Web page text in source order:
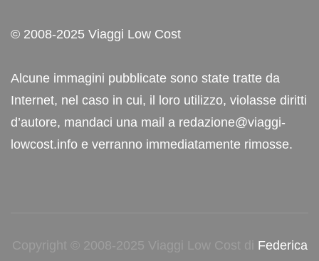
© 2008-2025 Viaggi Low Cost
Alcune immagini pubblicate sono state tratte da
Internet, nel caso in cui, il loro utilizzo, violasse diritti
d’autore, mandaci una mail a redazione@viaggi-
lowcost.info e verranno immediatamente rimosse.
Copyright © 2008-2025 Viaggi Low Cost di Federica